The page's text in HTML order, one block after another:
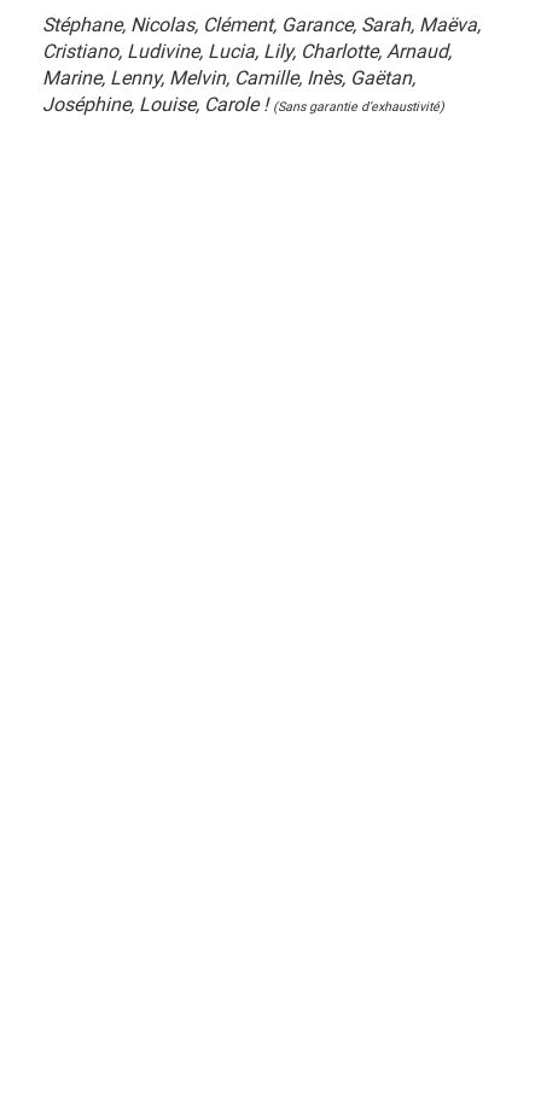
Stéphane, Nicolas, Clément, Garance, Sarah, Maëva,
Cristiano, Ludivine, Lucia, Lily, Charlotte, Arnaud,
Marine, Lenny, Melvin, Camille, Inès, Gaëtan,
Joséphine, Louise, Carole ! (Sans garantie d’exhaustivité)